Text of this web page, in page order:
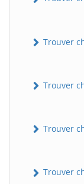
Trouver
Trouver
Trouver
Trouver